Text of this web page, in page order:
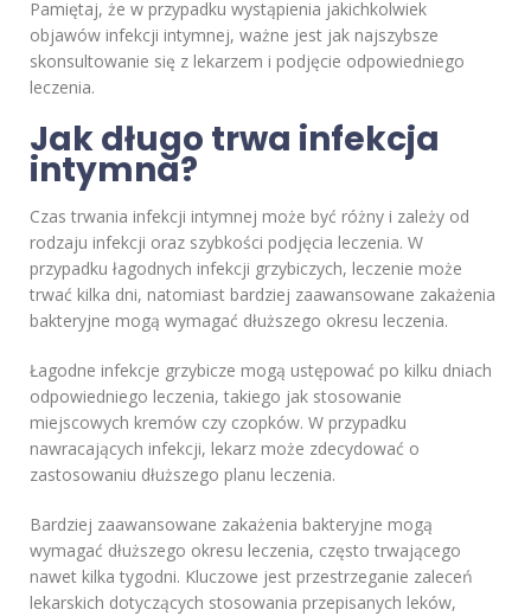
Pamiętaj, że w przypadku wystąpienia jakichkolwiek
objawów infekcji intymnej, ważne jest jak najszybsze
skonsultowanie się z lekarzem i podjęcie odpowiedniego
leczenia.
Jak długo trwa infekcja
intymna?
Czas trwania infekcji intymnej może być różny i zależy od
rodzaju infekcji oraz szybkości podjęcia leczenia. W
przypadku łagodnych infekcji grzybiczych, leczenie może
trwać kilka dni, natomiast bardziej zaawansowane zakażenia
bakteryjne mogą wymagać dłuższego okresu leczenia.
Łagodne infekcje grzybicze mogą ustępować po kilku dniach
odpowiedniego leczenia, takiego jak stosowanie
miejscowych kremów czy czopków. W przypadku
nawracających infekcji, lekarz może zdecydować o
zastosowaniu dłuższego planu leczenia.
Bardziej zaawansowane zakażenia bakteryjne mogą
wymagać dłuższego okresu leczenia, często trwającego
nawet kilka tygodni. Kluczowe jest przestrzeganie zaleceń
lekarskich dotyczących stosowania przepisanych leków,